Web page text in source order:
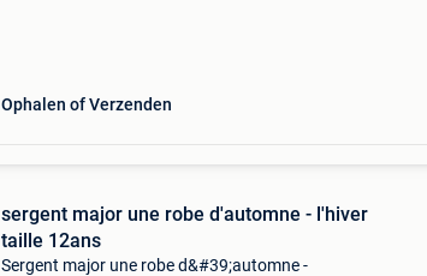
Ophalen of Verzenden
sergent major une robe d'automne - l'hiver
taille 12ans
Sergent major une robe d&#39;automne -